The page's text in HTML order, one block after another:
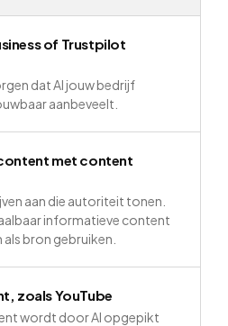
of Trustpilot
dat AI jouw bedrijf
aanbeveelt.
met content
aan die autoriteit tonen.
informatieve content
bron gebruiken.
zoals YouTube
wordt door AI opgepikt